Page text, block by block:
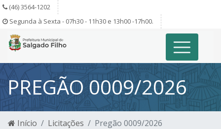
(46) 3564-1202
Segunda à Sexta - 07h30 - 11h30 e 13h00 -17h00.
PREGÃO 0009/2026
Início Licitações Pregão 0009/2026